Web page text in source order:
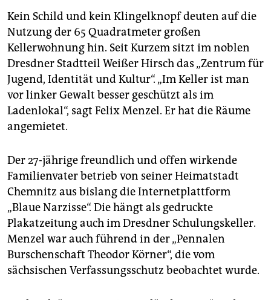
abo
genossenschaft
epaper login
Kein Schild und kein Klingelknopf deuten auf die
Nutzung der 65 Quadratmeter großen
Kellerwohnung hin. Seit Kurzem sitzt im noblen
Dresdner Stadtteil Weißer Hirsch das „Zentrum für
Jugend, Identität und Kultur“. „Im Keller ist man
vor linker Gewalt besser geschützt als im
Ladenlokal“, sagt Felix Menzel. Er hat die Räume
angemietet.
Der 27-jährige freundlich und offen wirkende
Familienvater betrieb von seiner Heimatstadt
Chemnitz aus bislang die Internetplattform
„Blaue Narzisse“. Die hängt als gedruckte
Plakatzeitung auch im Dresdner Schulungskeller.
Menzel war auch führend in der „Pennalen
Burschenschaft Theodor Körner“, die vom
sächsischen Verfassungsschutz beobachtet wurde.